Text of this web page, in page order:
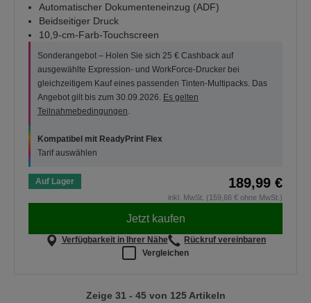
Automatischer Dokumenteneinzug (ADF)
Beidseitiger Druck
10,9-cm-Farb-Touchscreen
Sonderangebot – Holen Sie sich 25 € Cashback auf
ausgewählte Expression- und WorkForce-Drucker bei
gleichzeitigem Kauf eines passenden Tinten-Multipacks. Das
Angebot gilt bis zum 30.09.2026. Es gelten
Teilnahmebedingungen.
Kompatibel mit ReadyPrint Flex
Tarif auswählen
Auf Lager 189,99 €
inkl. MwSt. (159,66 € ohne MwSt.)
Jetzt kaufen
Verfügbarkeit in Ihrer Nähe
Rückruf vereinbaren
Vergleichen
Zeige 31 - 45 von 125 Artikeln